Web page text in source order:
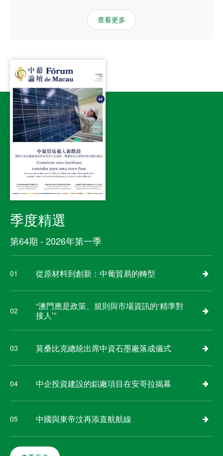
查看更多
季度精選
第64期 - 2026年第一季
01 從原材料到創新：中葡貿易的轉型
02
“澳門應是政策、規則與市場資訊的‘精準對
接人’”
03 莫桑比克總統出席中資石墨廠落成儀式
04 中企投資建設的鋁廠項目在安哥拉揭幕
05 中國與東帝汶再添直航航線